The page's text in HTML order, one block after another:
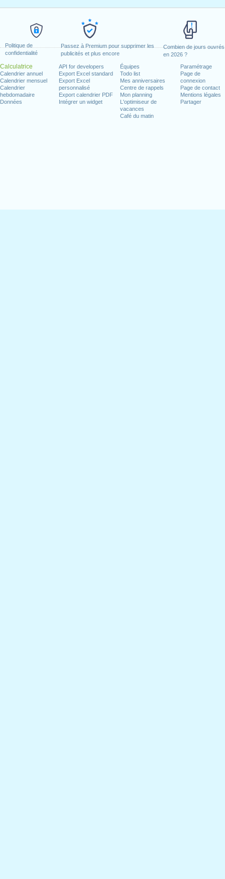
Politique de
confidentialité
Passez à Premium pour supprimer les
publicités et plus encore
Combien de jours ouvrés
en 2026 ?
Calculatrice
Calendrier annuel
Calendrier mensuel
Calendrier
hebdomadaire
Données
API for developers
Export Excel standard
Export Excel
personnalisé
Export calendrier PDF
Intégrer un widget
Équipes
Todo list
Mes anniversaires
Centre de rappels
Mon planning
L'optimiseur de
vacances
Café du matin
Paramétrage
Page de
connexion
Page de contact
Mentions légales
Partager